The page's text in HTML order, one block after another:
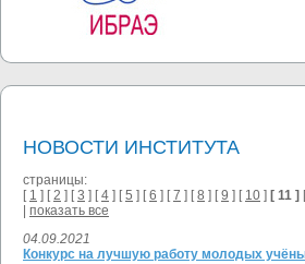
НОВОСТИ ИНСТИТУТА
страницы:
[ 1 ] [2 ] [3 ] [4 ] [5 ] [6 ] [7 ] [8 ] [9 ] [ 10 ] [ 11 ]
показать все
04.09.2021
Конкурс на лучшую работу молодых